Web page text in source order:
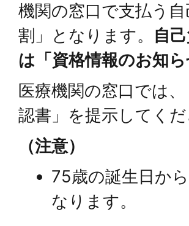
機関の窓口で支払う
割」となります。 自
は「資格情報のお知
医療機関の窓口では
認書」を提示してくだ
（注意）
75歳の誕生日か
なります。